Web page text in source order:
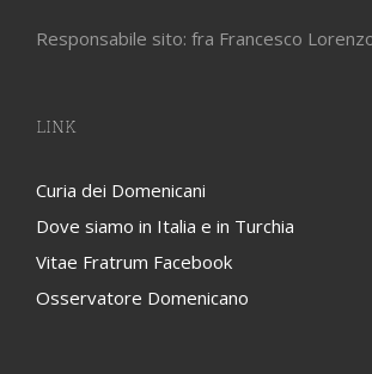
Responsabile sito: fra Francesco
LINK
Curia dei Domenicani
Dove siamo in Italia e in Turchia
Vitae Fratrum Facebook
Osservatore Domenicano